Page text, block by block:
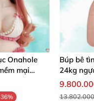
Onahole
mại
Búp bê
24kg
tế siêu